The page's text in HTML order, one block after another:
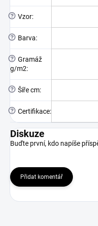
? Vzor:
? Barva:
? Gramáž
g/m2:
? Šíře cm:
? Certifikace:
Diskuze
Buďte první, kdo napíše
Přidat komentář